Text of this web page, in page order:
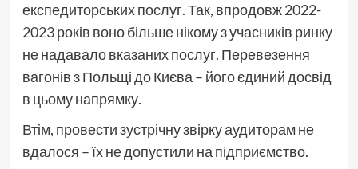
експедиторських послуг. Так, впродовж 2022-
2023 років воно більше нікому з учасників ринку
не надавало вказаних послуг. Перевезення
вагонів з Польщі до Києва – його єдиний досвід
в цьому напрямку.
Втім, провести зустрічну звірку аудиторам не
вдалося – їх не допустили на підприємство.